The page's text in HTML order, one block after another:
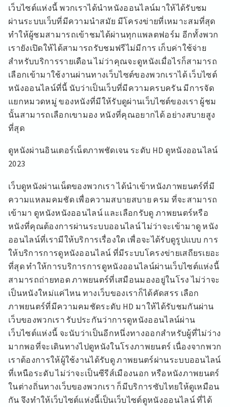
เว็บไซต์แห่งนี้ พวกเราได้นำหนังออนไลน์มาให้ได้รับชม
ผ่านระบบเว็บที่มีความนำสมัย มีโครงข่ายที่เหมาะสมที่สุด
ทำให้ผู้ชมสามารถเข้าชมได้ผ่านทุกแพลตฟอร์ม อีกทั้งพวก
เรายังเปิดให้ได้สามารถรับชมฟรีไม่มีการ เก็บค่าใช้จ่าย
สำหรับบริการรายเดือน ไม่ว่าคุณจะดูหนังเมื่อไรก็สามารถ
เลือกเข้ามาใช้งานผ่านทางเว็บไซต์ของพวกเราได้ เว็บไซต์
หนังออนไลน์ที่นี้ นับว่าเป็นเว็บที่มีความครบครัน มีการจัด
แยกหมวดหมู่ ของหนังที่มีให้รับดูผ่านเว็บไซต์ของเรา ผู้ชม
นั้นสามารถเลือกเขามอง หนังที่คุณอยากได้ อย่างสบายสูง
ที่สุด
ดูหนังผ่านอินเตอร์เน็ตภาพชัดเจน ระดับ HD ดูหนังออนไลน์
2023
เว็บดูหนังผ่านเน็ตของพวกเรา ได้นำเข้าหนังภาพยนตร์ที่มี
ความแหลมคมชัด เพื่อความสบายสบาย ครม ที่จะสามารถ
เข้ามา ดูหนังหนังออนไลน์ และเลือกรับดู ภาพยนตร์หรือ
หนังที่คุณต้องการผ่านระบบออนไลน์ ไม่ว่าจะเข้ามาดู หนัง
ออนไลน์ที่เรามีให้บริการเรื่องใด เพื่อจะได้รับดูรูปแบบ การ
ให้บริการการดูหนังออนไลน์ ที่มีระบบโครงข่ายเสถียรเยอะ
ที่สุด ทำให้การบริการการดูหนังออนไลน์ผ่านเว็บไซต์แห่งนี้
สามารถถ่ายทอด ภาพยนตร์ที่เสมือนมองอยู่ในโรง ไม่ว่าจะ
เป็นหนังใหม่แค่ไหน ทางเว็บของเราก็ได้คัดสรร เลือก
ภาพยนตร์ที่มีความคมชัดระดับ HD มาให้ได้รับชมกันผ่าน
เว็บของพวกเรา รับประกันว่าการดูหนังออนไลน์ผ่าน
เว็บไซต์แห่งนี้ จะนับว่าเป็นอีกหนึ่งทางออกสำหรับผู้ที่ไม่ว่าง
มากพอที่จะเดินทางไปดูหนังในโรงภาพยนตร์ เนื่องจากพวก
เราต้องการให้ผู้ใช้งานได้รับดู ภาพยนตร์ผ่านระบบออนไลน์
ที่เหนือระดับ ไม่ว่าจะเป็นซีรีส์เมืองนอก หรือหนังภาพยนตร์
ในต่างถิ่นทางเว็บของพวกเรา ก็มีบริการซับไทยให้ดูเหมือน
กัน จึงทำให้เว็บไซต์แห่งนี้เป็นเว็บไซต์ดูหนังออนไลน์ ที่ได้